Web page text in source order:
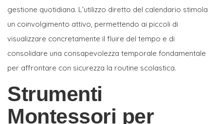
gestione quotidiana. L’utilizzo diretto del calendario stimola
un coinvolgimento attivo, permettendo ai piccoli di
visualizzare concretamente il fluire del tempo e di
consolidare una consapevolezza temporale fondamentale
per affrontare con sicurezza la routine scolastica.
Strumenti
Montessori per